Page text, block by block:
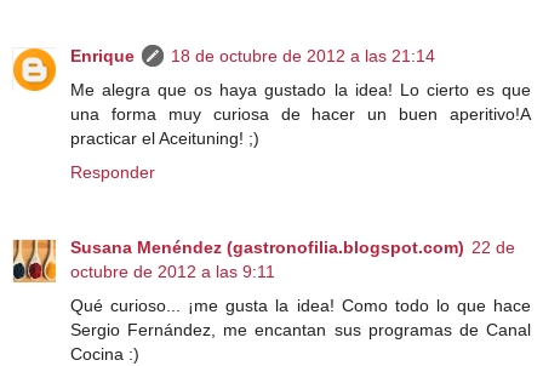
Enrique
18 de octubre de 2012 a las 21:14
Me alegra que os haya gustado la idea! Lo cierto es que
una forma muy curiosa de hacer un buen aperitivo!A
practicar el Aceituning! ;)
Responder
Susana Menéndez (gastronofilia.blogspot.com) 22 de
octubre de 2012 a las 9:11
Qué curioso... ¡me gusta la idea! Como todo lo que hace
Sergio Fernández, me encantan sus programas de Canal
Cocina :)